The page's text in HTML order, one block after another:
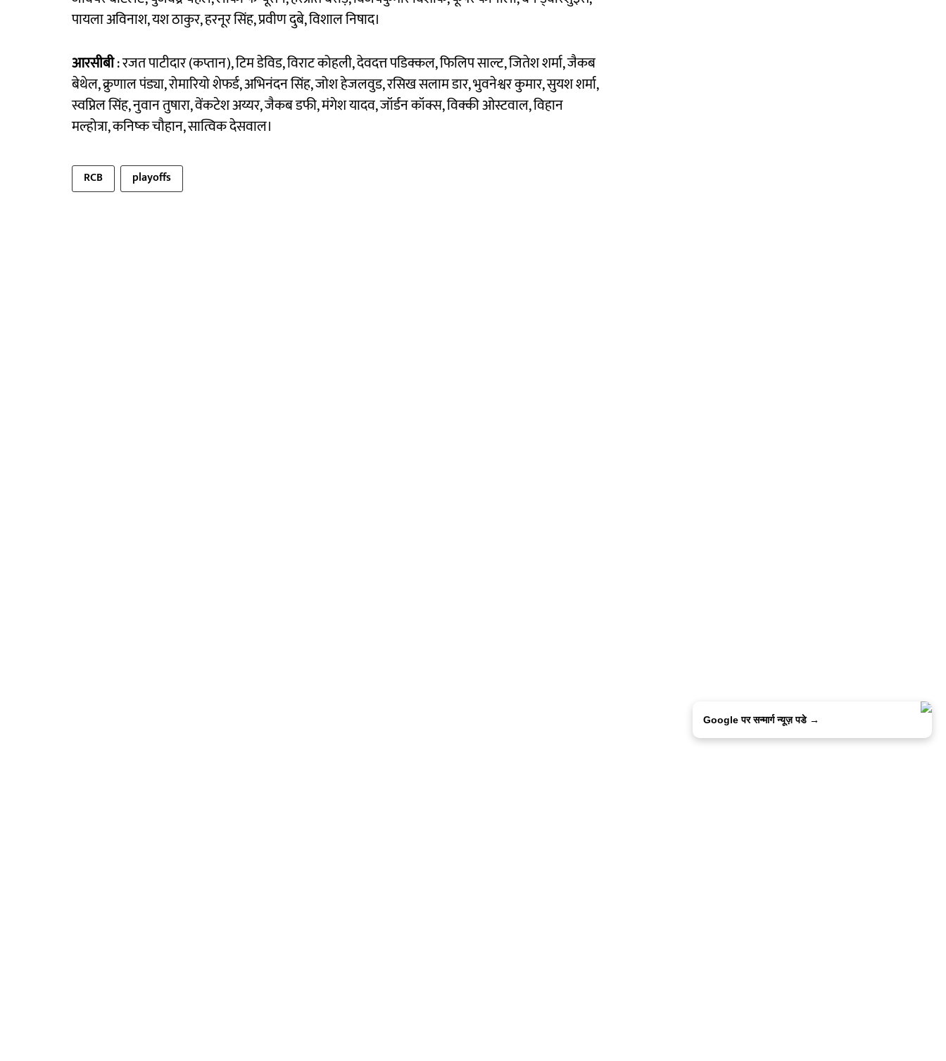
पायला अविनाश, यश ठाकुर, हरनूर सिंह, प्रवीण दुबे, विशाल निषाद।
आरसीबी: रजत पाटीदार (कप्तान), टिम डेविड, विराट कोहली, देवदत्त पडिक्कल, फिलिप साल्ट, जितेश शर्मा, जैकब
बेथेल, क्रुणाल पंड्या, रोमारियो शेफर्ड, अभिनंदन सिंह, जोश हेजलवुड, रसिख सलाम डार, भुवनेश्वर कुमार, सुयश शर्मा,
स्वप्निल सिंह, नुवान तुषारा, वेंकटेश अय्यर, जैकब डफी, मंगेश यादव, जॉर्डन कॉक्स, विक्की ओस्टवाल, विहान
मल्होत्रा, कनिष्क चौहान, सात्विक देसवाल।
RCB playoffs
Google पर सन्मार्ग न्यूज़ पडे →